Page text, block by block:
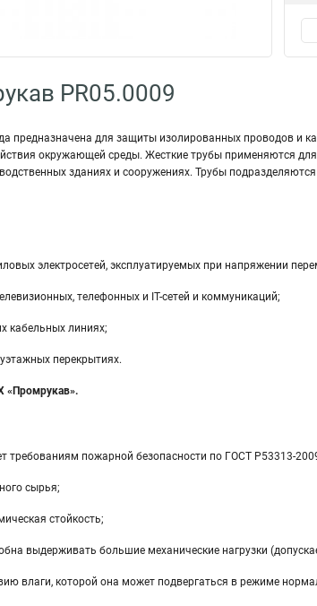
PR05.0009
предназначена для защиты изолированных проводов и
окружающей среды. Жесткие трубы применяются
зданиях и сооружениях. Трубы
электросетей, эксплуатируемых при напряжении
телефонных и IT-сетей и коммуникаций;
кабельных линиях;
перекрытиях.
«Промрукав».
требованиям пожарной безопасности по ГОСТ Р53313-
сырья;
стойкость;
выдерживать большие механические нагрузки
влаги, которой она может подвергаться в режиме